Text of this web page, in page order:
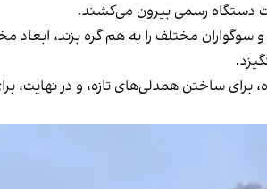
دستگاه رسمی بیرون می‌کشند.
سوگواران مختلف را به هم گره بزند، ابعاد
ساختن همدلی‌های تازه، و در نهایت،